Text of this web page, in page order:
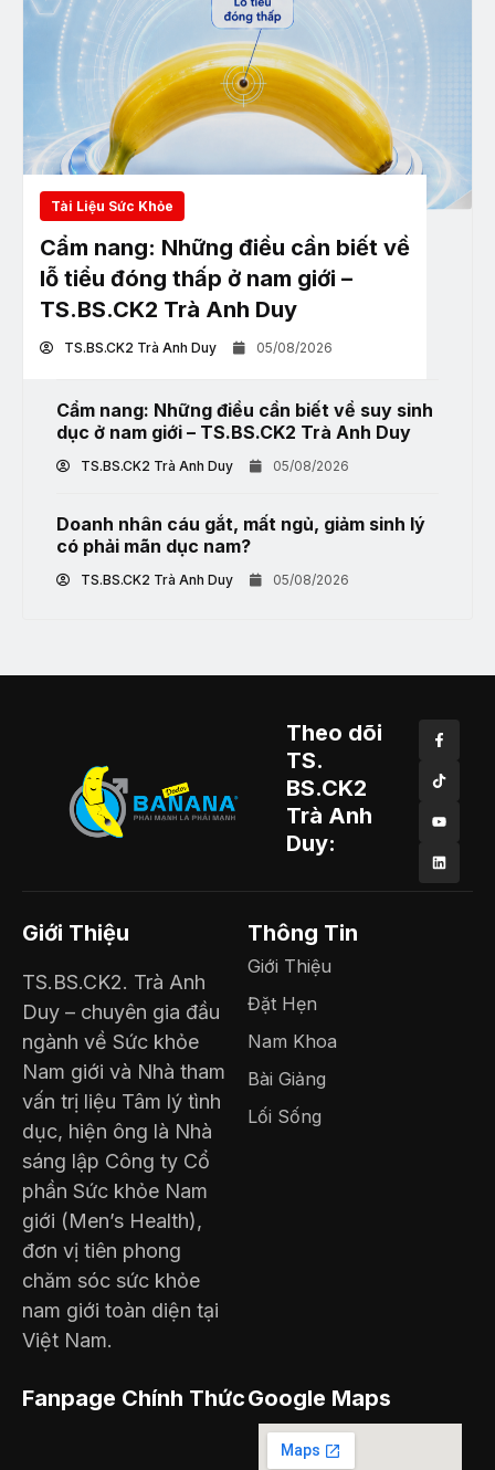
Tài Liệu Sức Khỏe
Cẩm nang: Những điều cần biết về
lỗ tiểu đóng thấp ở nam giới –
TS.BS.CK2 Trà Anh Duy
TS.BS.CK2 Trà Anh Duy 05/08/2026
Cẩm nang: Những điều cần biết về suy sinh
dục ở nam giới – TS.BS.CK2 Trà Anh Duy
TS.BS.CK2 Trà Anh Duy 05/08/2026
Doanh nhân cáu gắt, mất ngủ, giảm sinh lý
có phải mãn dục nam?
TS.BS.CK2 Trà Anh Duy 05/08/2026
Theo dõi
TS.
BS.CK2
Trà Anh
Duy:
Giới Thiệu
TS.BS.CK2. Trà Anh
Duy – chuyên gia đầu
ngành về Sức khỏe
Nam giới và Nhà tham
vấn trị liệu Tâm lý tình
dục, hiện ông là Nhà
sáng lập Công ty Cổ
phần Sức khỏe Nam
giới (Men’s Health),
đơn vị tiên phong
chăm sóc sức khỏe
nam giới toàn diện tại
Việt Nam.
Thông Tin
Giới Thiệu
Đặt Hẹn
Nam Khoa
Bài Giảng
Lối Sống
Fanpage Chính ThứcGoogle Maps